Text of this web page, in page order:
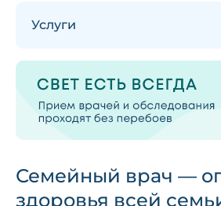
Семейный врач —
здоровья всей
Услуги